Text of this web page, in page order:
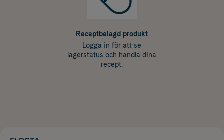
Receptbelagd produkt
Logga in för att se
lagerstatus och handla dina
recept.